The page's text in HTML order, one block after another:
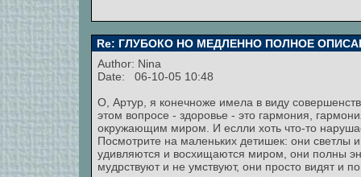
Re: ГЛУБОКО НО МЕДЛЕННО ПОЛНОЕ
Author: Nina
Date: 06-10-05 10:48
О, Артур, я конечноже имела в виду
этом вопросе - здоровье - это гармония,
окружающим миром. И еслли хоть что-то
Посмотрите на маленьких детишек: они светлы
удивляются и восхищаются миром, они полны
мудрствуют и не умствуют, они просто видят и